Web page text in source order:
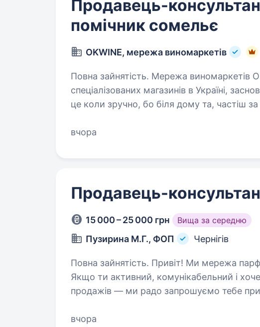
Продавець-
помічник сомельє
OKWINE, мережа виномаркетів
Повна зайнятість. Мережа виномаркетів OKWINE — найбільша мережа
спеціалізованих магазинів в Україні,
це коли зручно, бо біля дому та, частіш
вчора
Продавець-
15 000 – 25 000 грн Вища за середню
Пузирина М.Г., ФОП Чернігів
Повна зайнятість. Привіт! Ми мережа парфумованих відділів в Чернігові.
Якщо ти активний, комунікабельний і
продажів — ми радо запрошуємо тебе
вчора